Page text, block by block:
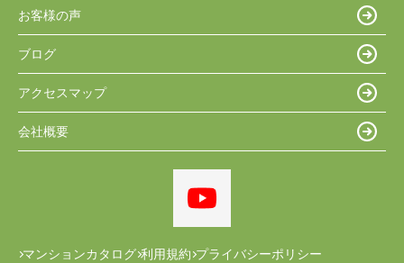
お客様の声
ブログ
アクセスマップ
会社概要
マンションカタログ 利用規約 プライバシーポリシー